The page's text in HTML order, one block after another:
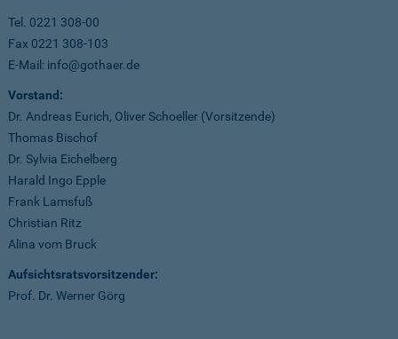
Tel. 0221 308-00
Fax 0221 308-103
E-Mail: info@gothaer.de
Vorstand:
Dr. Andreas Eurich, Oliver Schoeller (Vorsitzende)
Thomas Bischof
Dr. Sylvia Eichelberg
Harald Ingo Epple
Frank Lamsfuß
Christian Ritz
Alina vom Bruck
Aufsichtsratsvorsitzender:
Prof. Dr. Werner Görg